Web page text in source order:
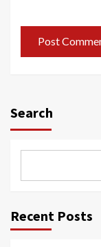
Search
Recent Posts